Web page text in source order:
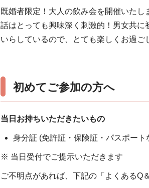
既婚者限定！大人の飲み会を開催いた
話はとっても興味深く刺激的！男女共
いらしているので、とても楽しくお過
初めてご参加の方へ
当日お持ちいただきたいもの
身分証 (免許証・保険証・パスポート
※ 当日受付でご提示いただきます
ご不明点があれば、下記の「よくあるQ